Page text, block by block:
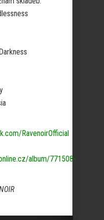
RavenoirOfficial
album/771508-